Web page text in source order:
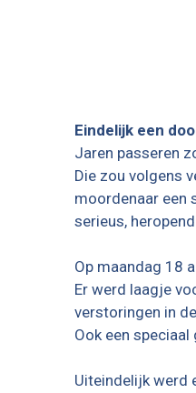
Eindelijk een
Jaren passeren
Die zou volgens
moordenaar een
serieus,
Op maandag 18
Er werd laagje
verstoringen in
Ook een
Uiteindelijk werd